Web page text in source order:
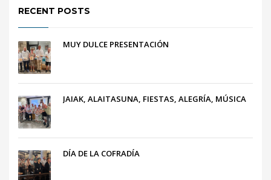
RECENT POSTS
MUY DULCE PRESENTACIÓN
JAIAK, ALAITASUNA, FIESTAS, ALEGRÍA, MÚSICA
DÍA DE LA COFRADÍA